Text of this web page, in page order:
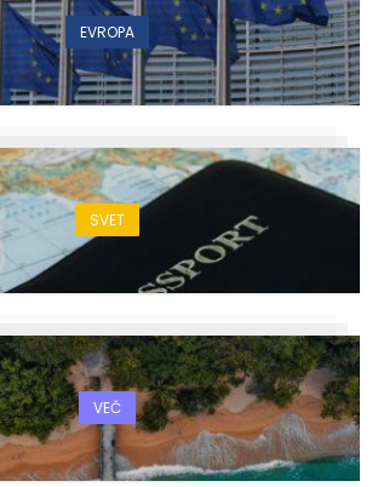
EVROPA
SVET
VEČ